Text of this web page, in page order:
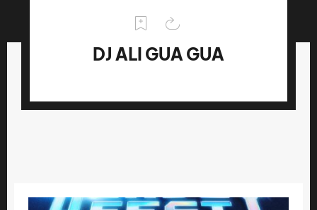
DJ ALI GUA GUA